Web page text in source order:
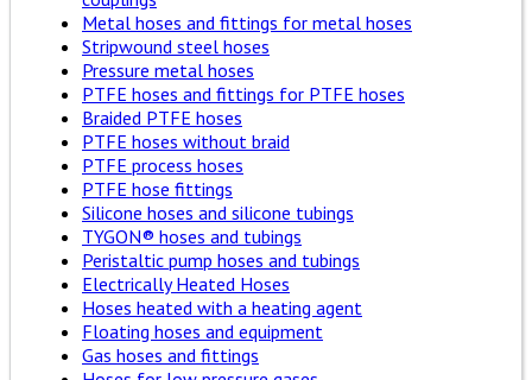
Metal hoses and fittings for metal hoses
Stripwound steel hoses
Pressure metal hoses
PTFE hoses and fittings for PTFE hoses
Braided PTFE hoses
PTFE hoses without braid
PTFE process hoses
PTFE hose fittings
Silicone hoses and silicone tubings
TYGON® hoses and tubings
Peristaltic pump hoses and tubings
Electrically Heated Hoses
Hoses heated with a heating agent
Floating hoses and equipment
Gas hoses and fittings